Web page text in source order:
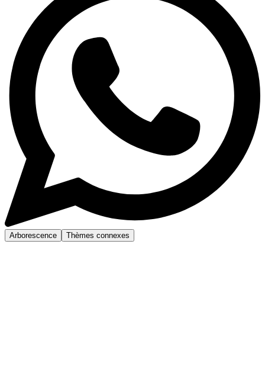
Arborescence Thèmes connexes